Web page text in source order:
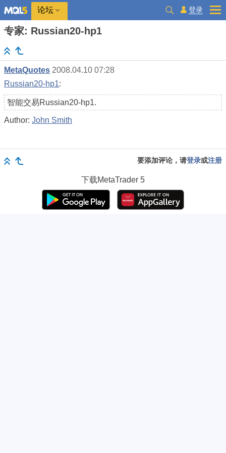
论坛 登录
专家: Russian20-hp1
MetaQuotes 2008.04.10 07:28
Russian20-hp1:
智能交易Russian20-hp1.
Author: John Smith
要添加评论，请登录或注册
下载MetaTrader 5